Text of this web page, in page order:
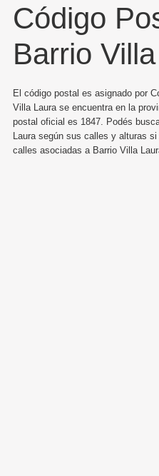
Código
Barrio
El código postal es asignado por
Villa Laura se encuentra en la
postal oficial es 1847. Podés
Laura según sus calles y alturas
calles asociadas a Barrio Villa